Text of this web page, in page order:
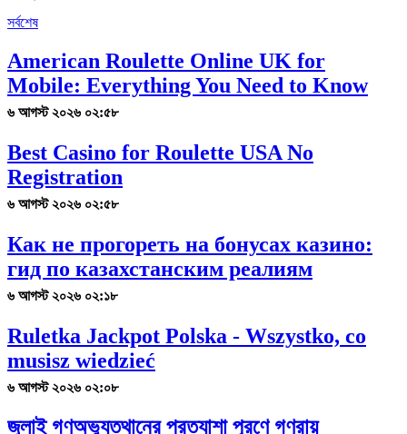
সর্বশেষ
American Roulette Online UK for
Mobile: Everything You Need to Know
৬ আগস্ট ২০২৬ ০২:৫৮
Best Casino for Roulette USA No
Registration
৬ আগস্ট ২০২৬ ০২:৫৮
Как не прогореть на бонусах казино:
гид по казахстанским реалиям
৬ আগস্ট ২০২৬ ০২:১৮
Ruletka Jackpot Polska - Wszystko, co
musisz wiedzieć
৬ আগস্ট ২০২৬ ০২:০৮
জুলাই গণঅভ্যুত্থানের প্রত্যাশা পূরণে গণরায়